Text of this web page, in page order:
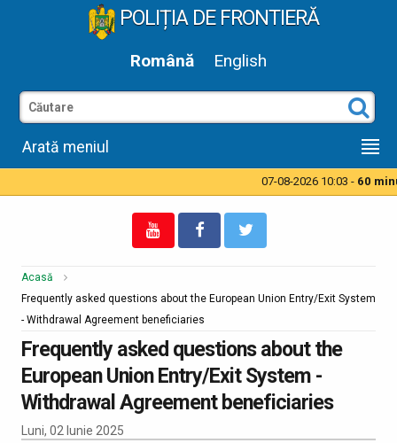
POLIȚIA DE FRONTIERĂ
Română English
Arată meniul
07-08-2026 10:03 -60
Acasă
Frequently asked questions about the European Union Entry/Exit System
- Withdrawal Agreement beneficiaries
Frequently asked questions about the
European Union Entry/Exit System -
Withdrawal Agreement beneficiaries
Luni, 02 Iunie 2025